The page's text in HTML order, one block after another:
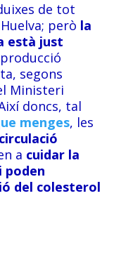
de tot
però la
està just
segons
Ministeri
doncs, tal
menges, les
a cuidar la
poden
del colesterol